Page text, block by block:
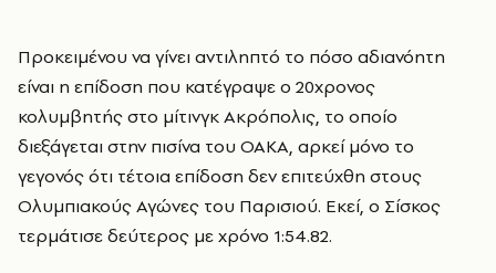
Προκειμένου να γίνει αντιληπτό το πόσο αδιανόητη
είναι η επίδοση που κατέγραψε ο 20χρονος
κολυμβητής στο μίτινγκ Ακρόπολις, το οποίο
διεξάγεται στην πισίνα του ΟΑΚΑ, αρκεί μόνο το
γεγονός ότι τέτοια επίδοση δεν επιτεύχθη στους
Ολυμπιακούς Αγώνες του Παρισιού. Εκεί, ο Σίσκος
τερμάτισε δεύτερος με χρόνο 1:54.82.